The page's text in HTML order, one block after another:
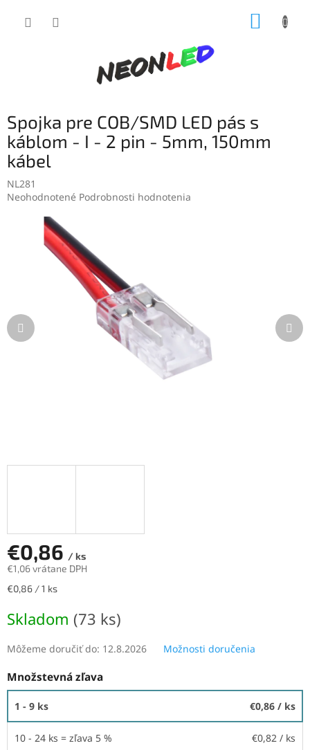
Spojka pre COB/SMD LED pás s
káblom - I - 2 pin - 5mm, 150mm
kábel
NL281
Priemerné
produktu
Neohodnotené Podrobnosti hodnotenia
€0,86 / ks
€1,06 vrátane DPH
Jednotková
€0,86 / 1 ks
Skladom (73 ks)
Môžeme doručiť do: 12.8.2026 Možnosti doručenia
Množstevná zľava
1 - 9 ks €0,86 / ks
10 - 24 ks = zľava 5 % €0,82 / ks